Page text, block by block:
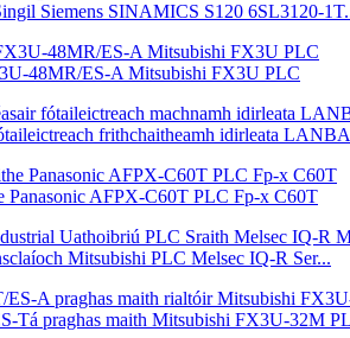
Siemens SINAMICS S120 6SL3120-
48MR/ES-A Mitsubishi FX3U PLC
frithchaitheamh idirleata
Panasonic AFPX-C60T PLC Fp-x C60T
Mitsubishi PLC Melsec IQ-R Ser...
Tá praghas maith Mitsubishi FX3U-32M